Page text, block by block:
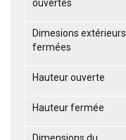
ouvertes
Dimesions extérieurs
fermées
Hauteur ouverte
Hauteur fermée